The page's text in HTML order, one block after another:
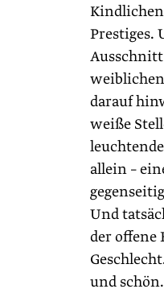
Prestiges.
Ausschnitt
darauf
weiße
allein –
Und
der offene
und